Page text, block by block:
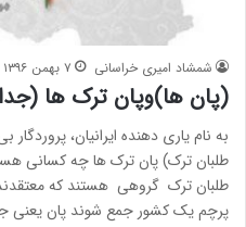
شمشاد امیری خراسانی ۷ بهمن ۱۳۹۶
(پان ها)وپان ترک ها
به نام یاری دهنده ایرانیان،
طلبان ترک) پان ترک ها چه کسانی
طلبان ترک گروهی هستند که
پرچم یک کشور جمع شوند پان یعنی